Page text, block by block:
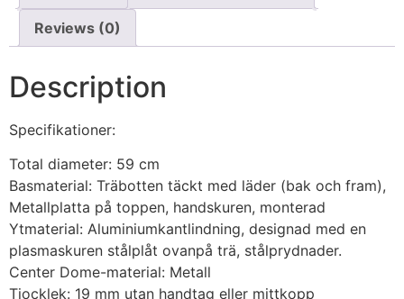
Reviews (0)
Description
Specifikationer:
Total diameter: 59 cm
Basmaterial: Träbotten täckt med läder (bak och fram),
Metallplatta på toppen, handskuren, monterad
Ytmaterial: Aluminiumkantlindning, designad med en
plasmaskuren stålplåt ovanpå trä, stålprydnader.
Center Dome-material: Metall
Tjocklek: 19 mm utan handtag eller mittkopp